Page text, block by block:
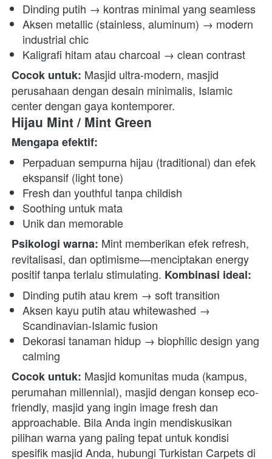
Dinding putih → kontras minimal yang seamless
Aksen metallic (stainless, aluminum) → modern
industrial chic
Kaligrafi hitam atau charcoal → clean contrast
Cocok untuk: Masjid ultra-modern, masjid
perusahaan dengan desain minimalis, Islamic
center dengan gaya kontemporer.
Hijau Mint / Mint Green
Mengapa efektif:
Perpaduan sempurna hijau (traditional) dan efek
ekspansif (light tone)
Fresh dan youthful tanpa childish
Soothing untuk mata
Unik dan memorable
Psikologi warna: Mint memberikan efek refresh,
revitalisasi, dan optimisme—menciptakan energy
positif tanpa terlalu stimulating. Kombinasi ideal:
Dinding putih atau krem → soft transition
Aksen kayu putih atau whitewashed →
Scandinavian-Islamic fusion
Dekorasi tanaman hidup → biophilic design yang
calming
Cocok untuk: Masjid komunitas muda (kampus,
perumahan millennial), masjid dengan konsep eco-
friendly, masjid yang ingin image fresh dan
approachable. Bila Anda ingin mendiskusikan
pilihan warna yang paling tepat untuk kondisi